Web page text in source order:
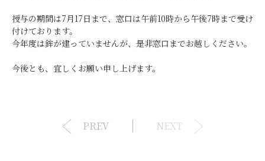
授与の期間は7月17日まで、窓口は午前10時から午後7時まで受け
付けております。
今年度は鉾が建っていませんが、是非窓口までお越しください。
今後とも、宜しくお願い申し上げます。
PREV NEXT